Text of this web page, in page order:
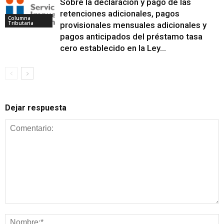
Columna
Tributaria
retenciones adicionales, pagos
provisionales mensuales adicionales y
pagos anticipados del préstamo tasa
cero establecido en la Ley...
Dejar respuesta